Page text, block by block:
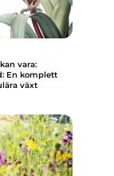
vara:
En komplett
växt